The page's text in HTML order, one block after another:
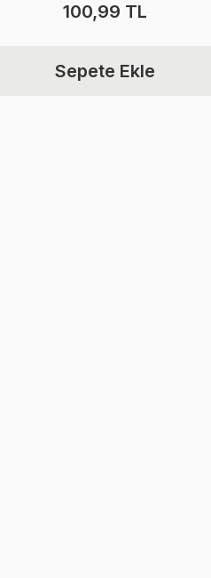
100,99 TL
Sepete Ekle